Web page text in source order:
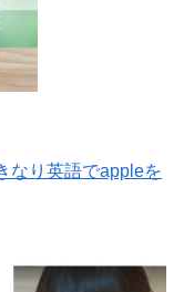
なり英語でappleを